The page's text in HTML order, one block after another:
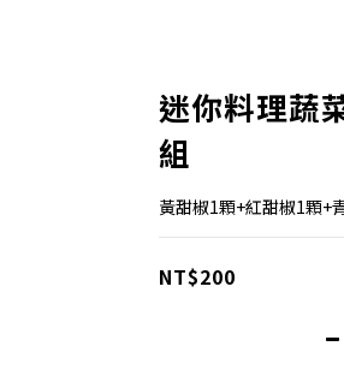
迷你料理蔬
組
黃甜椒1顆+紅甜椒1顆+
NT$200